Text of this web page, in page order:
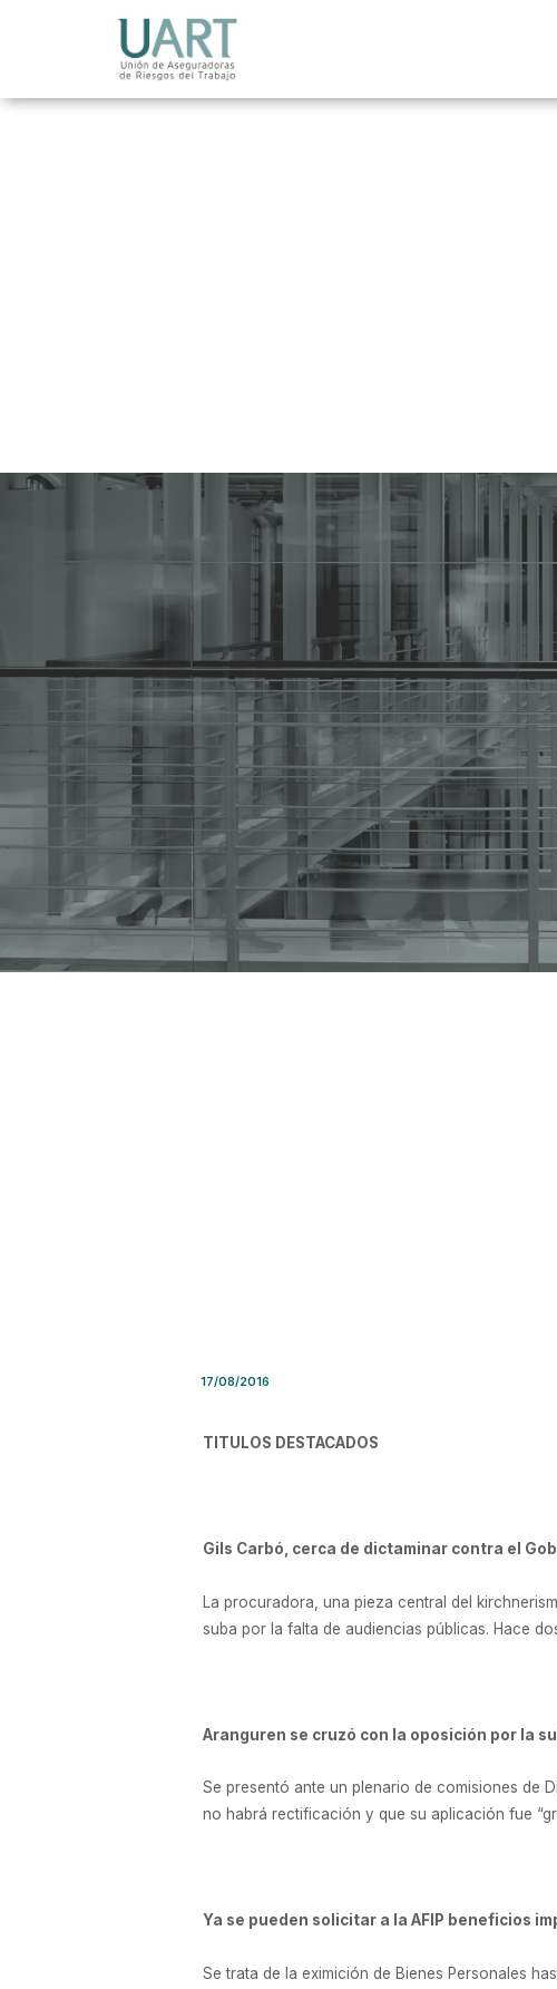
17/08/2016
TITULOS DESTACADOS
Gils Carbó, cerca de dictaminar contra el
La procuradora, una pieza central del
suba por la falta de audiencias públicas. Hace
Aranguren se cruzó con la oposición por la
Se presentó ante un plenario de comisiones de
no habrá rectificación y que su aplicación fue
Ya se pueden solicitar a la AFIP beneficios
Se trata de la eximición de Bienes Personales